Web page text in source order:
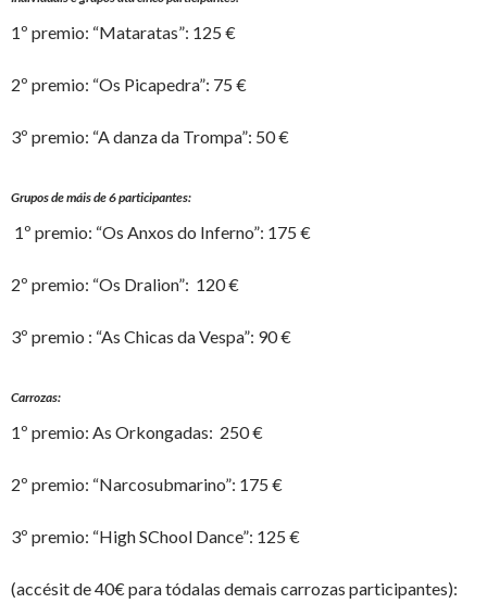
1º premio: “Mataratas”: 125 €
2º premio: “Os Picapedra”: 75 €
3º premio: “A danza da Trompa”: 50 €
Grupos de máis de 6 participantes:
1º premio: “Os Anxos do Inferno”: 175 €
2º premio: “Os Dralion”: 120 €
3º premio : “As Chicas da Vespa”: 90 €
Carrozas:
1º premio: As Orkongadas: 250 €
2º premio: “Narcosubmarino”: 175 €
3º premio: “High SChool Dance”: 125 €
(accésit de 40€ para tódalas demais carrozas participantes):